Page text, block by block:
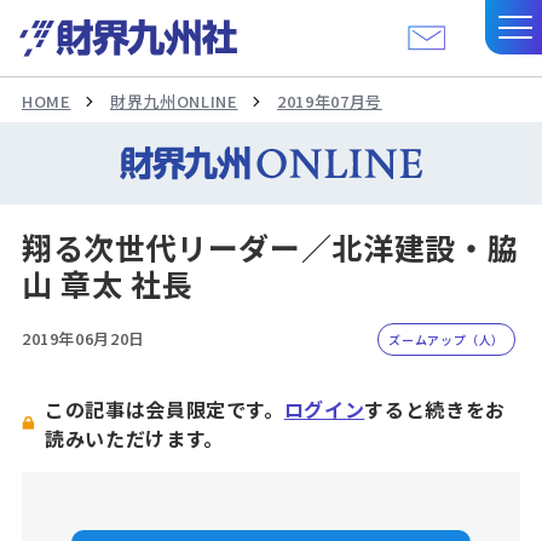
HOME 財界九州ONLINE 2019年07月号
翔る次世代リーダー／北洋建設・脇
山 章太 社長
2019年06月20日 ズームアップ（人）
この記事は会員限定です。 ログインすると続きをお
読みいただけます。